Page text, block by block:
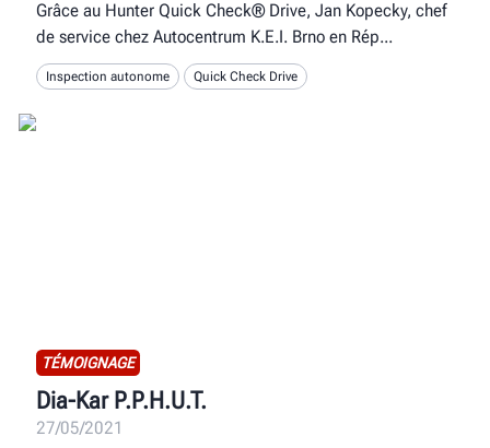
Grâce au Hunter Quick Check® Drive, Jan Kopecky, chef
de service chez Autocentrum K.E.I. Brno en Rép
Inspection autonome Quick Check Drive
TÉMOIGNAGE
Dia-Kar P.P.H.U.T.
27/05/2021